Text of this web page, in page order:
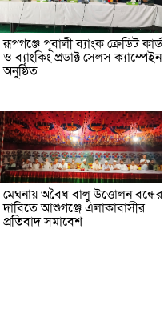
রূপগঞ্জে পূবালী ব্যাংক ক্রেডিট কার্ড
ও ব্যাংকিং প্রডাক্ট সেলস ক্যাম্পেইন
অনুষ্ঠিত
মেঘনায় অবৈধ বালু উত্তোলন বন্ধের
দাবিতে আশুগঞ্জে এলাকাবাসীর
প্রতিবাদ সমাবেশ